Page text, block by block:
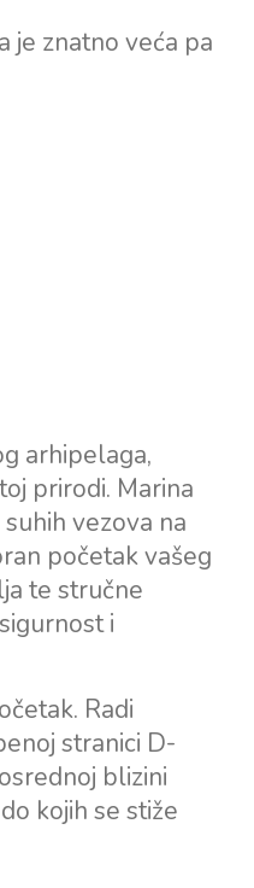
je znatno veća pa
arhipelaga,
prirodi. Marina
vezova na
početak vašeg
te stručne
i
Radi
stranici D-
blizini
kojih se stiže
Šangulin, Biograd
Marina Vodice
Marin Dalmacija,